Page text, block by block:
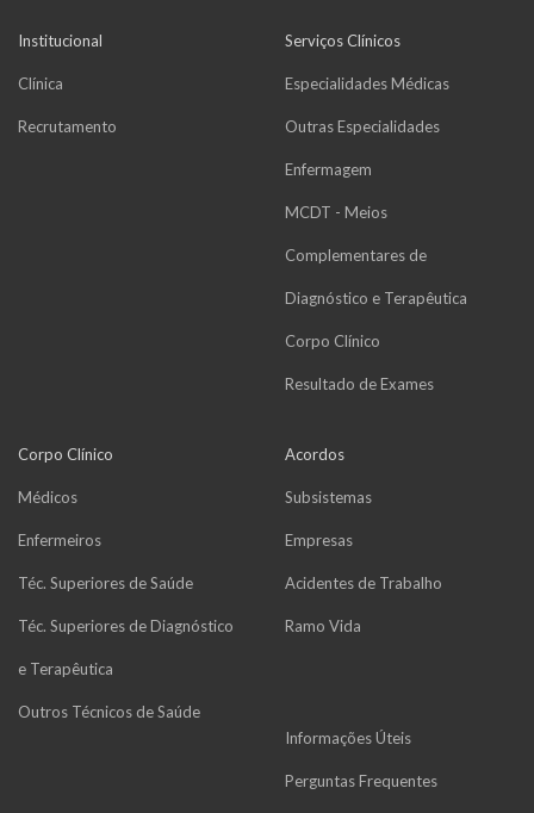
Institucional
Clínica
Recrutamento
Serviços Clínicos
Especialidades Médicas
Outras Especialidades
Enfermagem
MCDT - Meios
Complementares de
Diagnóstico e Terapêutica
Corpo Clínico
Resultado de Exames
Corpo Clínico
Médicos
Enfermeiros
Téc. Superiores de Saúde
Téc. Superiores de Diagnóstico
e Terapêutica
Outros Técnicos de Saúde
Acordos
Subsistemas
Empresas
Acidentes de Trabalho
Ramo Vida
Informações Úteis
Perguntas Frequentes